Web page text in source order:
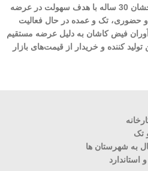
مهرآوران فیض کاشان با سابقه درخشان 30 ساله با هدف سهولت در عرضه
و حضوری، تک و عمده در حال فعالیت
فیض کاشان به دلیل عرضه مستقیم
کننده و خریدار از قیمت‌های بازار
تک
به شهرستان ها